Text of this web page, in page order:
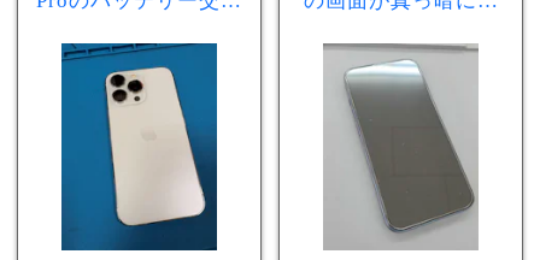
が早い症状も当日90
分で改善
修理！データそのま
まで復旧しました